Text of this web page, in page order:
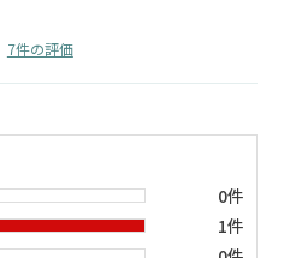
7件の評価
0件
1件